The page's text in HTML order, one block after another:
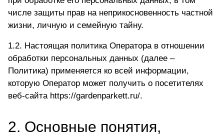
числе защиты прав на неприкосновенность частной
жизни, личную и семейную тайну.
1.2. Настоящая политика Оператора в отношении
обработки персональных данных (далее –
Политика) применяется ко всей информации,
которую Оператор может получить о посетителях
веб-сайта https://gardenparkett.ru/.
2. Основные понятия,